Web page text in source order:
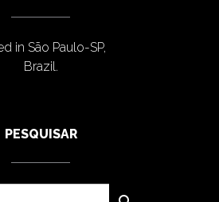
in São Paulo-SP,
Brazil.
PESQUISAR